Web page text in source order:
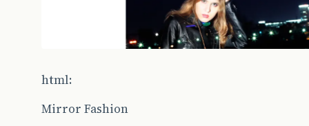
html:
Mirror Fashion